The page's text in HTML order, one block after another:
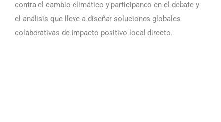
contra el cambio climático y participando en el debate y
el análisis que lleve a diseñar soluciones globales
colaborativas de impacto positivo local directo.